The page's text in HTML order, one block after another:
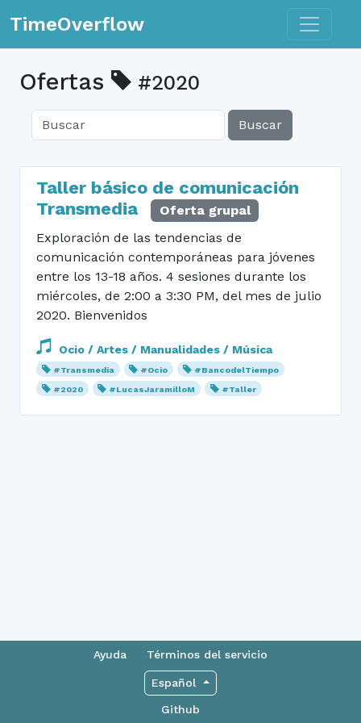
TimeOverflow Toggle
Ofertas #2020
Buscar
Taller básico de comunicación
Transmedia
Oferta grupal
Exploración de las tendencias de
comunicación contemporáneas para jóvenes
entre los 13-18 años. 4 sesiones durante los
miércoles, de 2:00 a 3:30 PM, del mes de julio
2020. Bienvenidos
Ocio / Artes / Manualidades / Música
#Transmedia #Ocio
#BancodelTiempo
#2020
#LucasJaramilloM #Taller
Ayuda Términos del servicio
Español
Github